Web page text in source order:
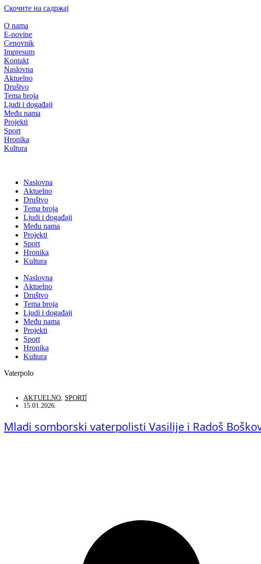
Скочите на садржај
O nama
E-novine
Cenovnik
Impresum
Kontakt
Naslovna
Aktuelno
Društvo
Tema broja
Ljudi i događaji
Među nama
Projekti
Sport
Hronika
Kultura
Naslovna
Aktuelno
Društvo
Tema broja
Ljudi i događaji
Među nama
Projekti
Sport
Hronika
Kultura
Naslovna
Aktuelno
Društvo
Tema broja
Ljudi i događaji
Među nama
Projekti
Sport
Hronika
Kultura
Vaterpolo
AKTUELNO, SPORT
15.01.2026.
Mladi somborski vaterpolisti Vasilije i Radoš